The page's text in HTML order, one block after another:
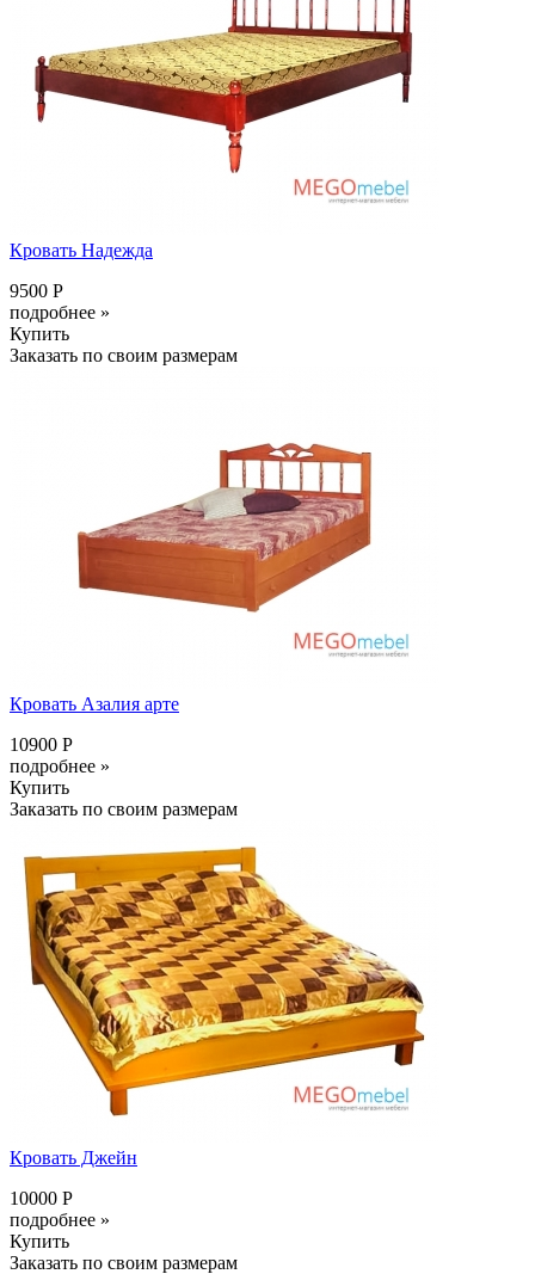
Кровать Надежда
9500 Р
подробнее »
Купить
Заказать по своим размерам
Кровать Азалия арте
10900 Р
подробнее »
Купить
Заказать по своим размерам
Кровать Джейн
10000 Р
подробнее »
Купить
Заказать по своим размерам